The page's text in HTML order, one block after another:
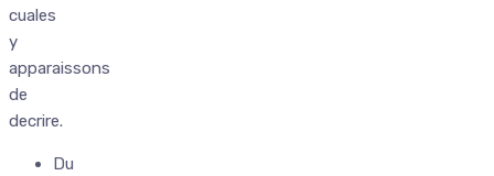
cuales
y
apparaissons
de
decrire.
Du